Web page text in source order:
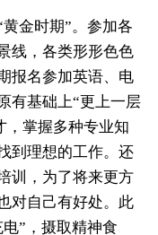
金时期”。参加各
线，各类形形色色
报名参加英语、电
有基础上“更上一层
，掌握多种专业知
到理想的工作。还
训，为了将来更方
对自己有好处。此
”，摄取精神食